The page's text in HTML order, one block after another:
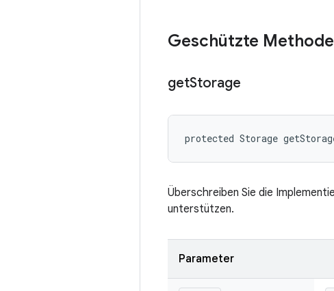
Geschützte
getStorage
protected Storage
Überschreiben Sie die
unterstützen.
Parameter